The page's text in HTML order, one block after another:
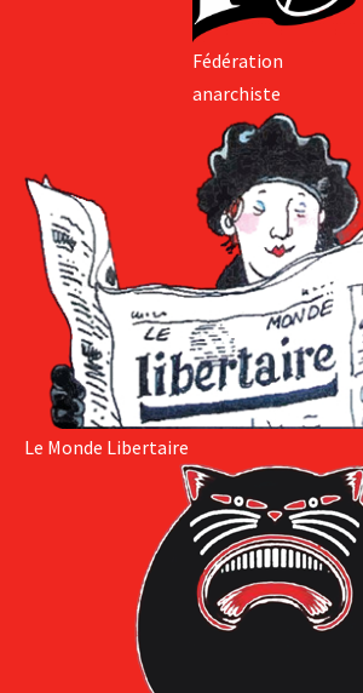
Fédération
anarchiste
Le Monde Libertaire